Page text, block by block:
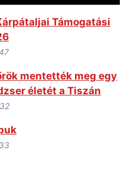
Támogatási
mentették meg egy
életét a Tiszán